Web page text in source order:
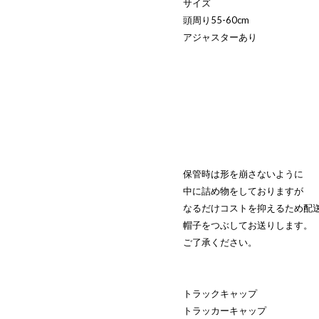
サイズ
頭周り55-60cm
アジャスターあり
保管時は形を崩さないように
中に詰め物をしておりますが
なるだけコストを抑えるため配
帽子をつぶしてお送りします。
ご了承ください。
トラックキャップ
トラッカーキャップ